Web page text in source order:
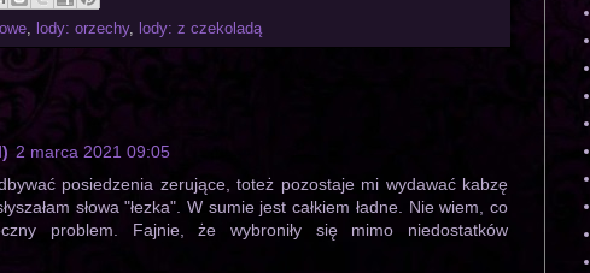
, lody: orzechy, lody: z czekoladą
2 marca 2021 09:05
posiedzenia zerujące, toteż pozostaje mi wydawać kabzę
słowa "łezka". W sumie jest całkiem ładne. Nie wiem, co
problem. Fajnie, że wybroniły się mimo niedostatków